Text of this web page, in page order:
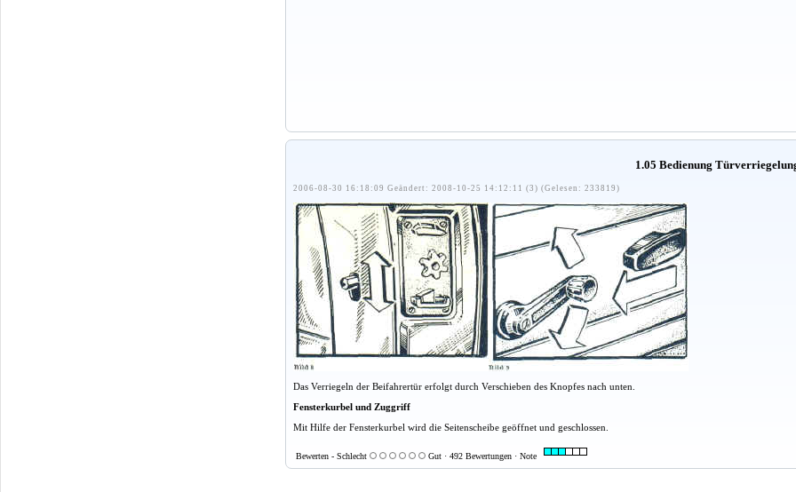
1.05 Bedienung
2006-08-30 16:18:09 Geändert: 2008-10-25 14:12:11 (3) (Gelesen: 233819)
Das Verriegeln der Beifahrertür erfolgt durch Verschieben des Knopfes nach unten.
Fensterkurbel und Zuggriff
Mit Hilfe der Fensterkurbel wird die Seitenscheibe geöffnet und geschlossen.
Bewerten - Schlecht Gut · 492 Bewertungen · Note